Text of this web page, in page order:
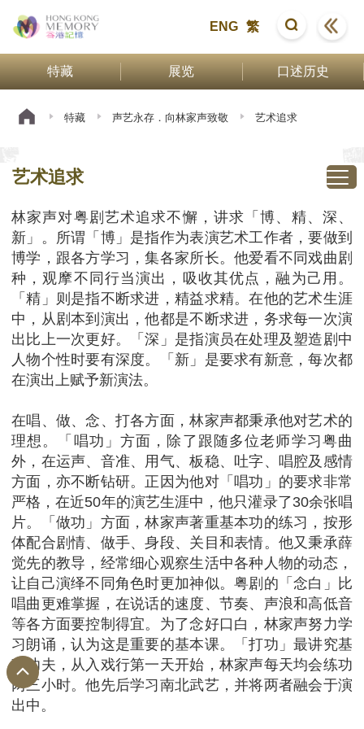
ENG 繁
特藏 展览 口述历史
特藏 声艺永存．向林家声致敬 艺术追求
艺术追求
林家声对粤剧艺术追求不懈，讲求「博、精、深、
新」。所谓「博」是指作为表演艺术工作者，要做到
博学，跟各方学习，集各家所长。他爱看不同戏曲剧
种，观摩不同行当演出，吸收其优点，融为己用。
「精」则是指不断求进，精益求精。在他的艺术生涯
中，从剧本到演出，他都是不断求进，务求每一次演
出比上一次更好。「深」是指演员在处理及塑造剧中
人物个性时要有深度。「新」是要求有新意，每次都
在演出上赋予新演法。
在唱、做、念、打各方面，林家声都秉承他对艺术的
理想。「唱功」方面，除了跟随多位老师学习粤曲
外，在运声、音准、用气、板稳、吐字、唱腔及感情
方面，亦不断钻研。正因为他对「唱功」的要求非常
严格，在近50年的演艺生涯中，他只灌录了30余张唱
片。「做功」方面，林家声著重基本功的练习，按形
体配合剧情、做手、身段、关目和表情。他又秉承薛
觉先的教导，经常细心观察生活中各种人物的动态，
让自己演绎不同角色时更加神似。粤剧的「念白」比
唱曲更难掌握，在说话的速度、节奏、声浪和高低音
等各方面要控制得宜。为了念好口白，林家声努力学
习朗诵，认为这是重要的基本课。「打功」最讲究基
础功夫，从入戏行第一天开始，林家声每天均会练功
两三小时。他先后学习南北武艺，并将两者融会于演
出中。